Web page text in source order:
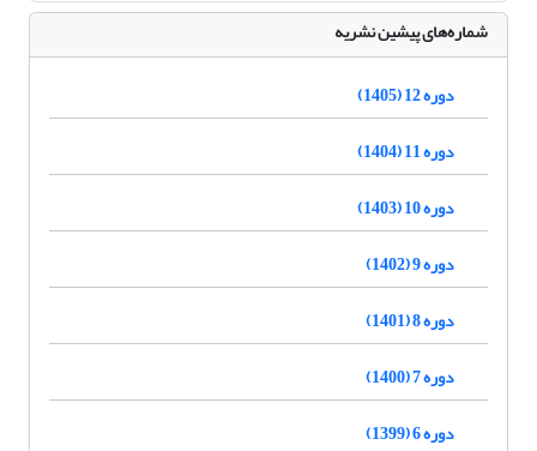
شماره‌های پیشین نشریه
دوره 12 (1405)
دوره 11 (1404)
دوره 10 (1403)
دوره 9 (1402)
دوره 8 (1401)
دوره 7 (1400)
دوره 6 (1399)